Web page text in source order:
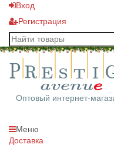
Вход
Регистрация
Оптовый интернет-
Меню
Доставка